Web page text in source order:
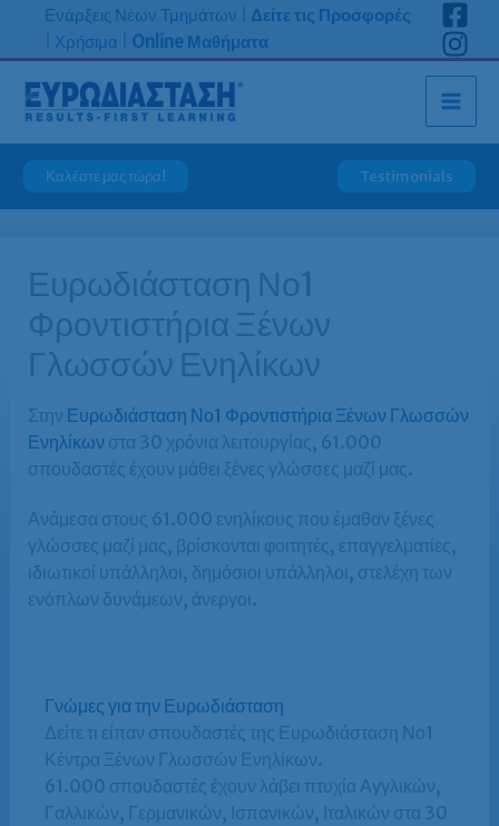
Μετάβαση
περιεχόμενο
Ενάρξεις Νέων Τμημάτων
Δείτε τις Προσφορές
Χρήσιμα Online Μαθήματα
Καλέστε μας τώρα! Testimonials
Ευρωδιάσταση Νο1
Φροντιστήρια Ξένων
Γλωσσών Ενηλίκων
Στην Ευρωδιάσταση Νο1 Φροντιστήρια Ξένων Γλωσσών
Ενηλίκων στα 30 χρόνια λειτουργίας, 61.000
σπουδαστές έχουν μάθει ξένες γλώσσες μαζί μας.
Ανάμεσα στους 61.000 ενηλίκους που έμαθαν ξένες
γλώσσες μαζί μας, βρίσκονται φοιτητές, επαγγελματίες,
ιδιωτικοί υπάλληλοι, δημόσιοι υπάλληλοι, στελέχη των
ενόπλων δυνάμεων, άνεργοι.
Γνώμες για την Ευρωδιάσταση
Δείτε τι είπαν σπουδαστές της Ευρωδιάσταση Νο1
Κέντρα Ξένων Γλωσσών Ενηλίκων.
61.000 σπουδαστές έχουν λάβει πτυχία Αγγλικών,
Γαλλικών, Γερμανικών, Ισπανικών, Ιταλικών στα 30